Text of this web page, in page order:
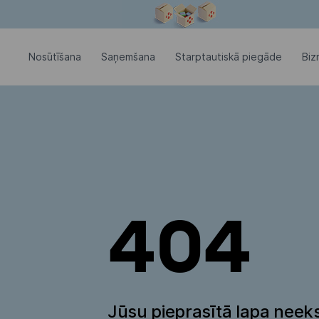
Nosūtīšana Saņemšana Starptautiskā piegāde
404
Jūsu pieprasītā lapa